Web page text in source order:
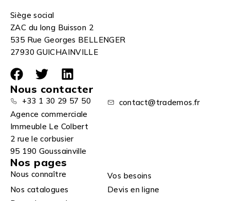
Siège social
ZAC du long Buisson 2
535 Rue Georges BELLENGER
27930 GUICHAINVILLE
Nous contacter
+33 1 30 29 57 50
contact@trademos.fr
Agence commerciale
Immeuble Le Colbert
2 rue le corbusier
95 190 Goussainville
Nos pages
Nous connaître
Vos besoins
Nos catalogues
Devis en ligne